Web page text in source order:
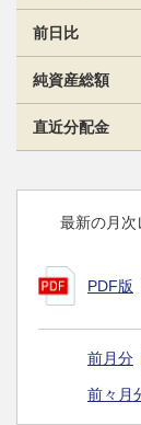
前日比
純資産総額
直近分配金
最新の月次
PDF版
前月分
前々月